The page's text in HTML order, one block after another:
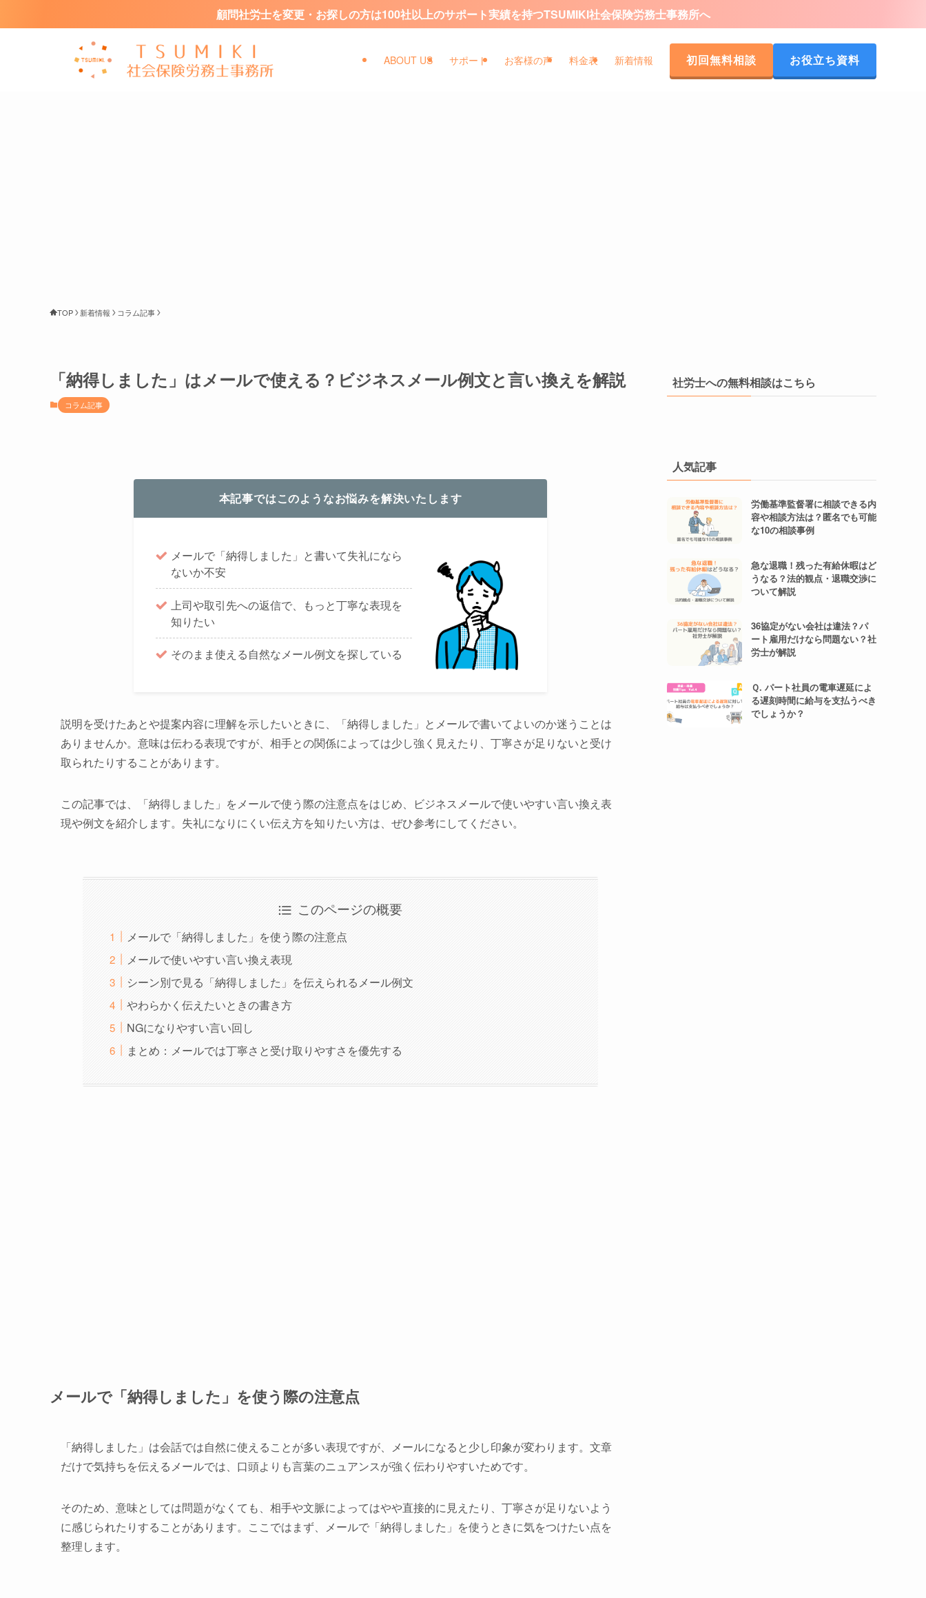
顧問社労士を変更・お探しの方は100社以上のサポート実績を持つTSUMIKI社会保険労務士事務所へ
ABOUT US サポート お客様の声 料金表 新着情報 初回無料相談 お役立ち資料
TOP 新着情報 コラム記事
「納得しました」はメールで使える？ビジネスメール例文と言い換えを解説
コラム記事
本記事ではこのようなお悩みを解決いたします
メールで「納得しました」と書いて失礼になら
ないか不安
上司や取引先への返信で、もっと丁寧な表現を
知りたい
そのまま使える自然なメール例文を探している
説明を受けたあとや提案内容に理解を示したいときに、「納得しました」とメールで書いてよいのか迷うことは
ありませんか。意味は伝わる表現ですが、相手との関係によっては少し強く見えたり、丁寧さが足りないと受け
取られたりすることがあります。
この記事では、「納得しました」をメールで使う際の注意点をはじめ、ビジネスメールで使いやすい言い換え表
現や例文を紹介します。失礼になりにくい伝え方を知りたい方は、ぜひ参考にしてください。
このページの概要
メールで「納得しました」を使う際の注意点
メールで使いやすい言い換え表現
シーン別で見る「納得しました」を伝えられるメール例文
やわらかく伝えたいときの書き方
NGになりやすい言い回し
まとめ：メールでは丁寧さと受け取りやすさを優先する
メールで「納得しました」を使う際の注意点
「納得しました」は会話では自然に使えることが多い表現ですが、メールになると少し印象が変わります。文章
だけで気持ちを伝えるメールでは、口頭よりも言葉のニュアンスが強く伝わりやすいためです。
そのため、意味としては問題がなくても、相手や文脈によってはやや直接的に見えたり、丁寧さが足りないよう
に感じられたりすることがあります。ここではまず、メールで「納得しました」を使うときに気をつけたい点を
整理します。
社労士への無料相談はこちら
人気記事
労働基準監督署に相談できる内
容や相談方法は？匿名でも可能
な10の相談事例
急な退職！残った有給休暇はど
うなる？法的観点・退職交渉に
ついて解説
36協定がない会社は違法？パ
ート雇用だけなら問題ない？社
労士が解説
Ｑ. パート社員の電車遅延によ
る遅刻時間に給与を支払うべき
でしょうか？